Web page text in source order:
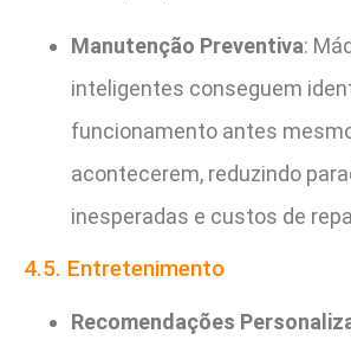
Manutenção Preventiva:
inteligentes conseguem
funcionamento antes
acontecerem, reduzindo
inesperadas e custos de
4.5. Entretenimento
Recomendações